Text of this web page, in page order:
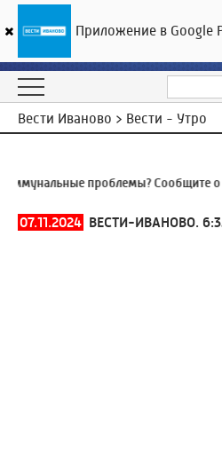
Вести Иваново > Вести - Утро
проблемы? Сообщите о
07.11.2024 ВЕСТИ-ИВАНОВО.
Приложение в Google